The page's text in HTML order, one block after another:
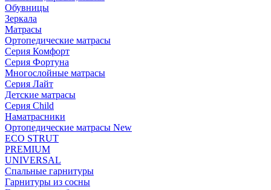
Обувницы
Зеркала
Матрасы
Ортопедические матрасы
Серия Комфорт
Серия Фортуна
Многослойные матрасы
Серия Лайт
Детские матрасы
Серия Child
Наматрасники
Ортопедические матрасы New
ECO STRUT
PREMIUM
UNIVERSAL
Спальные гарнитуры
Гарнитуры из сосны